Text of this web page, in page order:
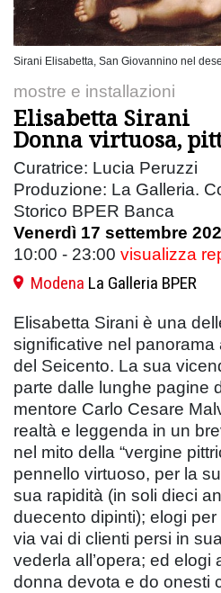
Sirani Elisabetta, San Giovannino nel
mostre e installazioni
Elisabetta Sirani
Donna virtuosa,
Curatrice: Lucia Peruzzi
Produzione: La Galleria.
Storico BPER Banca
Venerdì 17 settembre
10:00 - 23:00 visualizza
Modena La Galleria BPER
Elisabetta Sirani è una
significative nel panorama
del Seicento. La sua
parte dalle lunghe pagine
mentore Carlo Cesare
realtà e leggenda in un
nel mito della “vergine
pennello virtuoso, per la
sua rapidità (in soli dieci
duecento dipinti); elogi per
via vai di clienti persi in
vederla all’opera; ed elogi
donna devota e do onesti